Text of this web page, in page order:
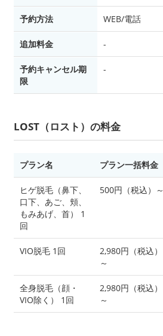
予約方法 WEB/電話
追加料金 -
予約キャンセル期
限
-
LOST（ロスト）の料金
プラン名 プラン一括料金
ヒゲ脱毛（鼻下、
口下、あご、頬、
もみあげ、首） 1
回
500円（税込）～
VIO脱毛 1回
2,980円（税込）
～
全身脱毛（顔・
VIO除く） 1回
2,980円（税込）
～